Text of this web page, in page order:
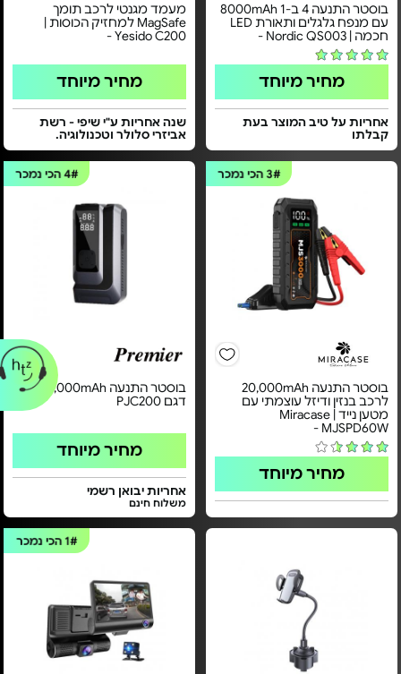
בוסטר התנעה 4 ב-1 8000mAh
עם מנפח גלגלים ותאורת LED
חכמה | Nordic QS003 -
מחיר מיוחד
אחריות על טיב המוצר בעת
קבלתו
מעמד מגנטי לרכב תומך
MagSafe למחזיק הכוסות |
Yesido C200 -
מחיר מיוחד
שנה אחריות ע"י שיפי - רשת
אביזרי סלולר וטכנולוגיה.
3#הכי נמכר
בוסטר התנעה 20,000mAh
לרכב בנזין ודיזל עוצמתי עם
מטען נייד | Miracase
MJSPD60W -
מחיר מיוחד
4#הכי נמכר
בוסטר התנעה 12,000mAh -
דגם PJC200
מחיר מיוחד
אחריות יבואן רשמי
משלוח חינם
1#הכי נמכר